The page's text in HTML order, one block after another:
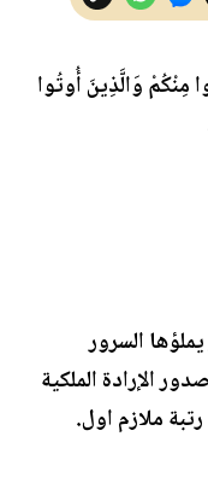
مِنْكُمْ وَالَّذِينَ أُوتُوا
السرور
الإرادة الملكية
ملازم اول.